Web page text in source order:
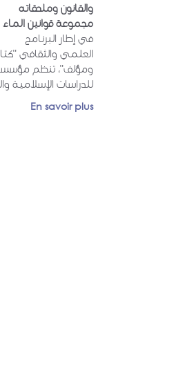
والقانون وملحقاته
مجموعة قوانين الماء
في إطار البرنامج
العلمي والثقافي
ومؤلف"، تنظم مؤسسة
للدراسات الإسلامية
En savoir plus